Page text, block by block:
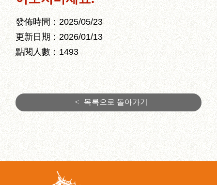
發佈時間：2025/05/23
更新日期：2026/01/13
點閱人數：1493
< 목록으로 돌아가기